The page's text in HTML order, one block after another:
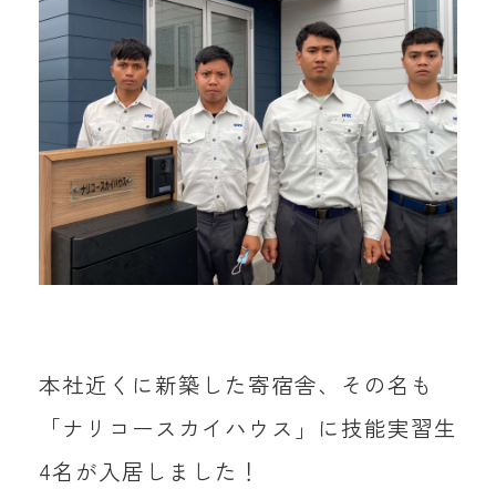
本社近くに新築した寄宿舎、その名も
「ナリコースカイハウス」に技能実習生
4名が入居しました！